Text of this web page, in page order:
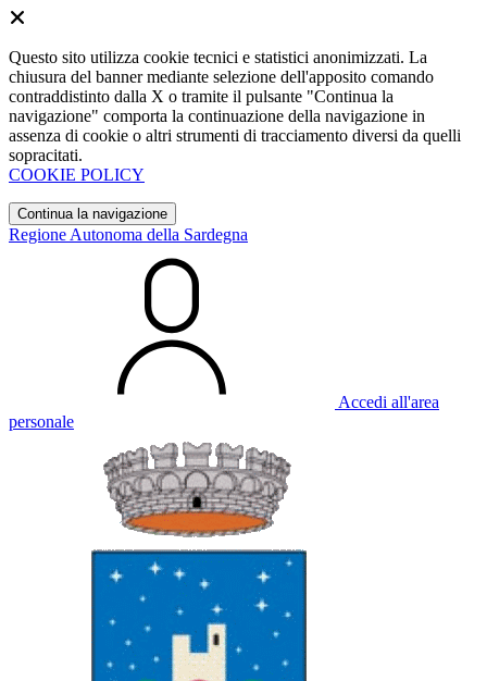
Questo sito utilizza cookie tecnici e statistici anonimizzati. La
chiusura del banner mediante selezione dell'apposito comando
contraddistinto dalla X o tramite il pulsante "Continua la
navigazione" comporta la continuazione della navigazione in
assenza di cookie o altri strumenti di tracciamento diversi da quelli
sopracitati.
COOKIE POLICY
Continua la navigazione
Regione Autonoma della Sardegna
Accedi all'area
personale